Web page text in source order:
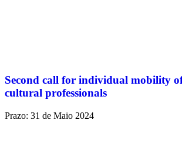
Second call for individual mobility
cultural professionals
Prazo: 31 de Maio 2024